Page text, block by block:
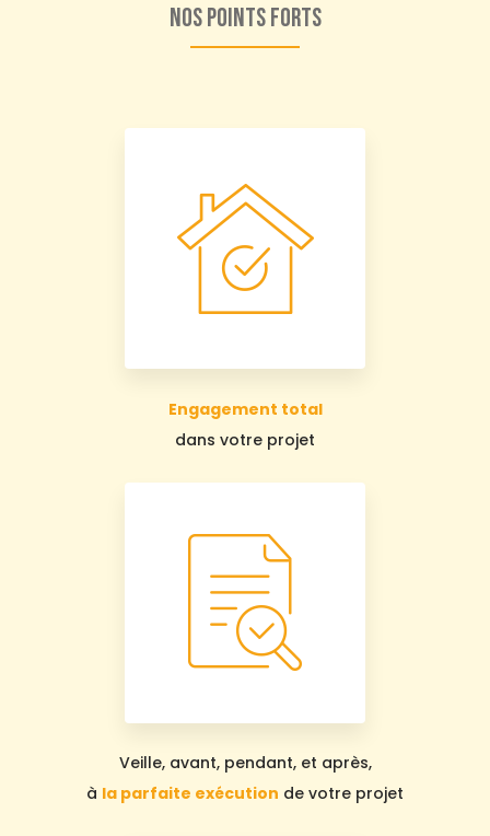
Nos points forts
Engagement total
dans votre projet
Veille, avant, pendant, et après,
à la parfaite exécution de votre projet